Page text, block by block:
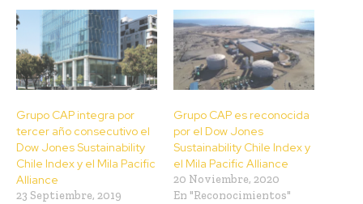
Grupo CAP integra por
tercer año consecutivo el
Dow Jones Sustainability
Chile Index y el Mila Pacific
Alliance
23 Septiembre, 2019
Grupo CAP es reconocida
por el Dow Jones
Sustainability Chile Index y
el Mila Pacific Alliance
20 Noviembre, 2020
En "Reconocimientos"